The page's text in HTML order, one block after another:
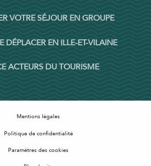
VOTRE SÉJOUR EN GROUPE
DÉPLACER EN ILLE-ET-VILAINE
ACTEURS DU TOURISME
Mentions légales
Politique de confidentialité
Paramètres des cookies